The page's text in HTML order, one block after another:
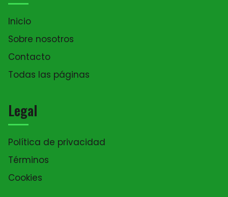
Inicio
Sobre nosotros
Contacto
Todas las páginas
Legal
Política de privacidad
Términos
Cookies